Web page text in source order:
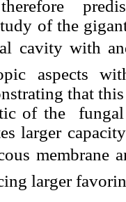
of the
cavity with
aspects
that
of the
larger
membrane
larger